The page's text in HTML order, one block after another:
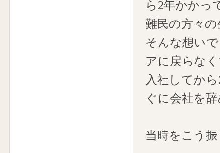
ら2年かかっ
難民の方々
そんな想い
アに戻らな
入社してか
ぐに会社を
当時をこう